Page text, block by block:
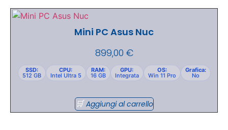
Mini PC Asus Nuc
899,00 €
SSD:
512 GB
CPU:
Intel Ultra 5
RAM:
16 GB
GPU:
Integrata
OS:
Win 11 Pro
Grafica:
No
Aggiungi al carrello